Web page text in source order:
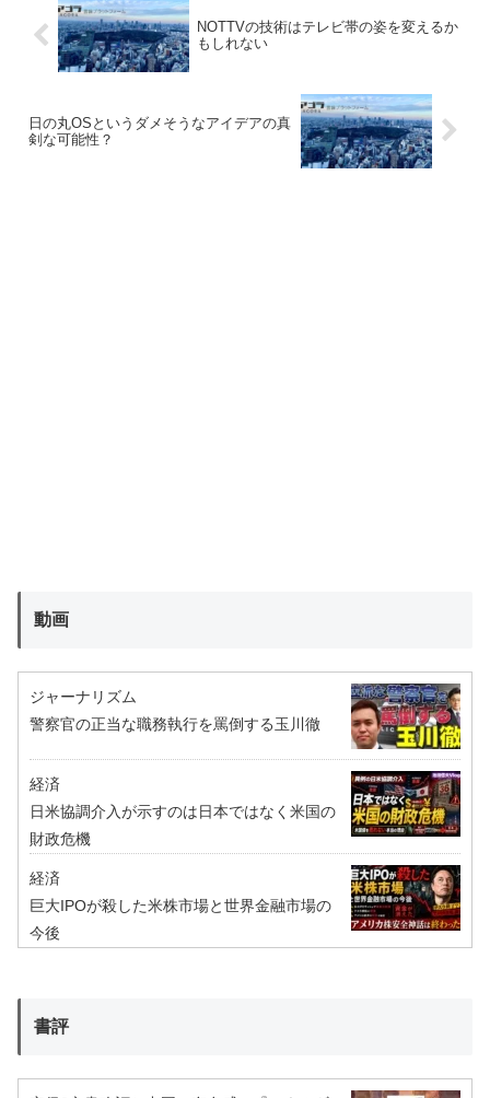
NOTTVの技術はテレビ帯の姿を変えるか
もしれない
日の丸OSというダメそうなアイデアの真
剣な可能性？
動画
ジャーナリズム
警察官の正当な職務執行を罵倒する玉川徹
経済
日米協調介入が示すのは日本ではなく米国の
財政危機
経済
巨大IPOが殺した米株市場と世界金融市場の
今後
書評